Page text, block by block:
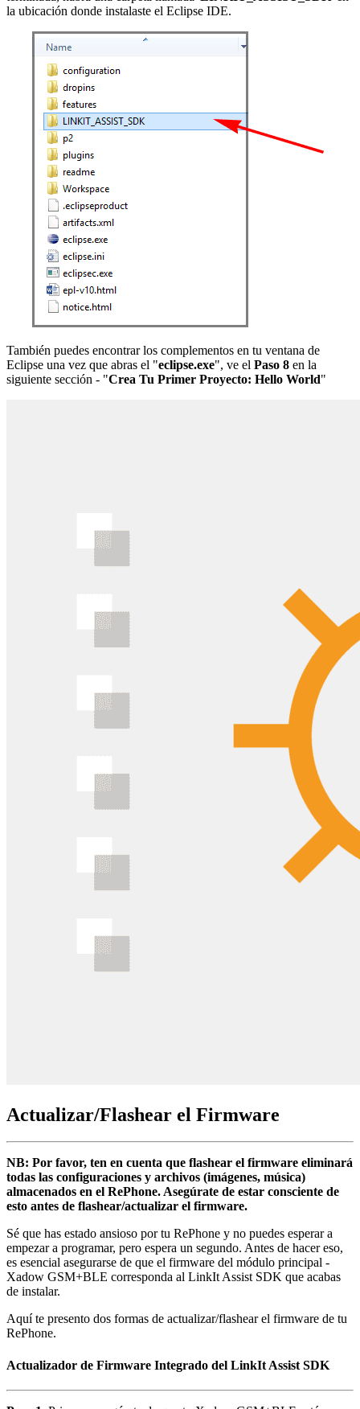
la ubicación donde instalaste el Eclipse IDE.
También puedes encontrar los complementos en tu ventana de
Eclipse una vez que abras el "eclipse.exe", ve el Paso 8 en la
siguiente sección - "Crea Tu Primer Proyecto: Hello World"
Actualizar/Flashear el Firmware
NB: Por favor, ten en cuenta que flashear el firmware eliminará
todas las configuraciones y archivos (imágenes, música)
almacenados en el RePhone. Asegúrate de estar consciente de
esto antes de flashear/actualizar el firmware.
Sé que has estado ansioso por tu RePhone y no puedes esperar a
empezar a programar, pero espera un segundo. Antes de hacer eso,
es esencial asegurarse de que el firmware del módulo principal -
Xadow GSM+BLE corresponda al LinkIt Assist SDK que acabas
de instalar.
Aquí te presento dos formas de actualizar/flashear el firmware de tu
RePhone.
Actualizador de Firmware Integrado del LinkIt Assist SDK